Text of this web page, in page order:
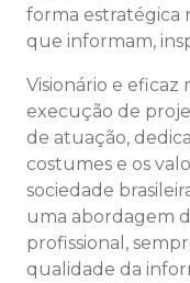
forma estratégica
que informam,
Visionário e
execução de
de atuação,
costumes e os
sociedade
uma abordagem
profissional,
qualidade da